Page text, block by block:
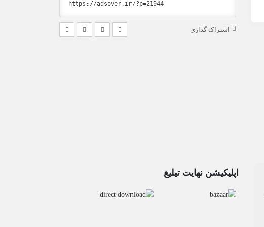
اشتراک گذاری
اپلیکیشن نهایت تبلیغ